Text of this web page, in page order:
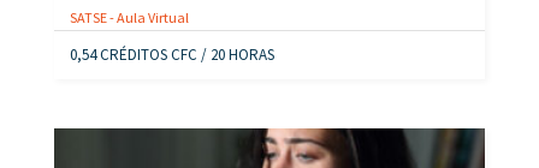
SATSE - Aula Virtual
0,54 CRÉDITOS CFC / 20 HORAS